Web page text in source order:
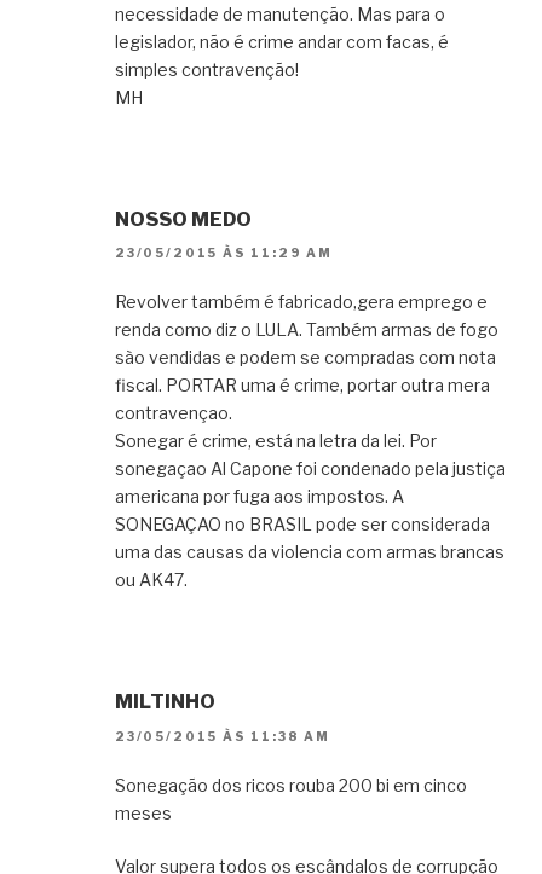
necessidade de manutenção. Mas para o
legislador, não é crime andar com facas, é
simples contravenção!
MH
NOSSO MEDO
23/05/2015 ÀS 11:29 AM
Revolver também é fabricado,gera emprego e
renda como diz o LULA. Também armas de fogo
sào vendidas e podem se compradas com nota
fiscal. PORTAR uma é crime, portar outra mera
contravençao.
Sonegar é crime, está na letra da lei. Por
sonegaçao Al Capone foi condenado pela justiça
americana por fuga aos impostos. A
SONEGAÇAO no BRASIL pode ser considerada
uma das causas da violencia com armas brancas
ou AK47.
MILTINHO
23/05/2015 ÀS 11:38 AM
Sonegação dos ricos rouba 200 bi em cinco
meses
Valor supera todos os escândalos de corrupção